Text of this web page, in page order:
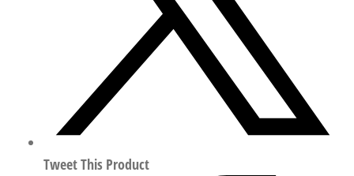
50mm
符Tweet This Product